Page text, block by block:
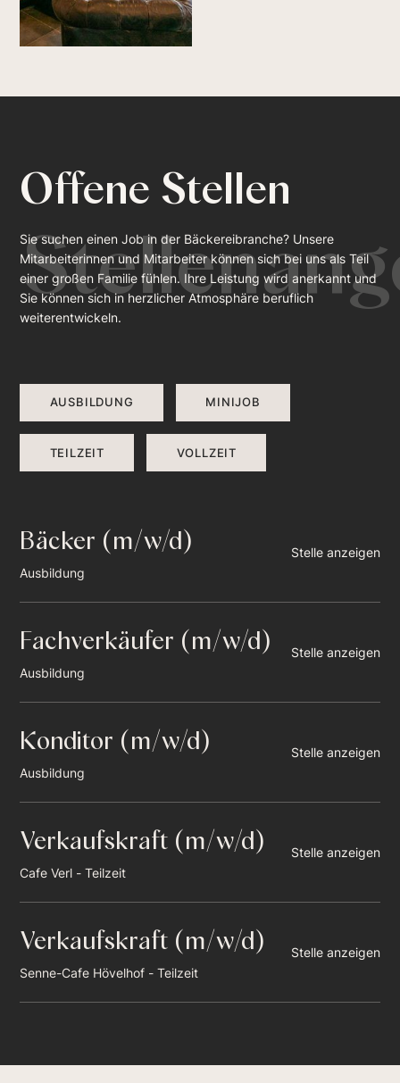
Offene Stellen
Sie suchen einen Job in der Bäckereibranche? Unsere
Mitarbeiterinnen und Mitarbeiter können sich bei uns als Teil
einer großen Familie fühlen. Ihre Leistung wird anerkannt und
Sie können sich in herzlicher Atmosphäre beruflich
weiterentwickeln.
AUSBILDUNG MINIJOB
TEILZEIT VOLLZEIT
Bäcker (m/w/d)
Stelle anzeigen
Ausbildung
Fachverkäufer (m/w/d)
Stelle anzeigen
Ausbildung
Konditor (m/w/d)
Stelle anzeigen
Ausbildung
Verkaufskraft (m/w/d)
Stelle anzeigen
Cafe Verl - Teilzeit
Verkaufskraft (m/w/d)
Stelle anzeigen
Senne-Cafe Hövelhof - Teilzeit